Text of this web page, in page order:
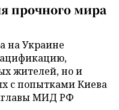
прочного мира
на Украине
жителей, но и
с попытками Киева
МИД РФ